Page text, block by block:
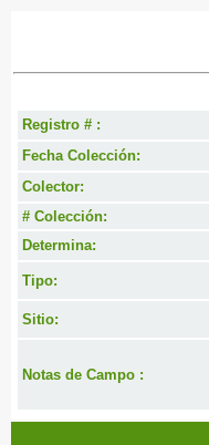
Registro # :
Fecha Colección:
Colector:
# Colección:
Determina:
Tipo:
Sitio:
Notas de Campo :